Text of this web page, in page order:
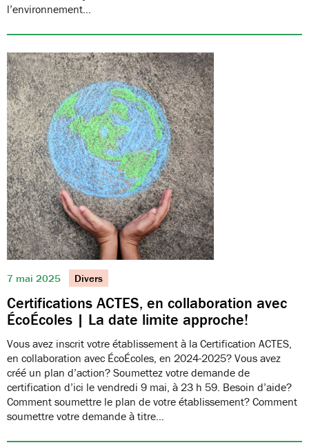
l’environnement…
7 mai 2025 Divers
Certifications ACTES, en collaboration avec
ÉcoÉcoles | La date limite approche!
Vous avez inscrit votre établissement à la Certification ACTES,
en collaboration avec ÉcoÉcoles, en 2024-2025? Vous avez
créé un plan d’action? Soumettez votre demande de
certification d’ici le vendredi 9 mai, à 23 h 59. Besoin d’aide?
Comment soumettre le plan de votre établissement? Comment
soumettre votre demande à titre…